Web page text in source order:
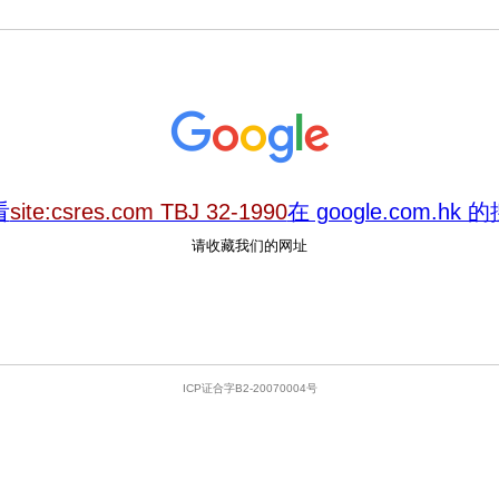
site:csres.com TBJ 32-1990在 google.com.hk 的
请收藏我们的网址
ICP证合字B2-20070004号